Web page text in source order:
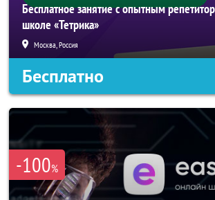
Бесплатное занятие с опытным
школе «Тетрика»
Москва, Россия
Бесплатно
-100%